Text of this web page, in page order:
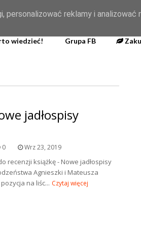
wiedzieć! Grupa FB
jadłospisy
0 Wrz 23, 2019
recenzji książkę - Nowe jadłospisy
Agnieszki i Mateusza
na liśc... Czytaj więcej
personalizować reklamy i analizować